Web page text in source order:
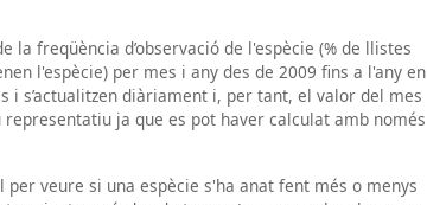
la freqüència d’observació de l'espècie (% de llistes
l'espècie) per mes i any des de 2009 fins a l'any en
i s’actualitzen diàriament i, per tant, el valor del mes
ja que es pot haver calculat amb només
veure si una espècie s'ha anat fent més o menys